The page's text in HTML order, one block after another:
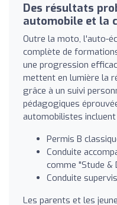
Des résultats
automobile et la
Outre la moto, l'auto-
complète de
une progression
mettent en lumière la
grâce à un suivi
pédagogiques
automobilistes incluent
Permis B
Conduite
comme "Stude &
Conduite
Les parents et les